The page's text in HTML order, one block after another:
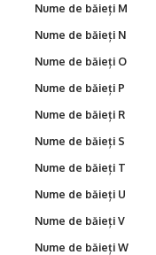
Nume de băieți M
Nume de băieți N
Nume de băieți O
Nume de băieți P
Nume de băieți R
Nume de băieți S
Nume de băieți T
Nume de băieți U
Nume de băieți V
Nume de băieți W